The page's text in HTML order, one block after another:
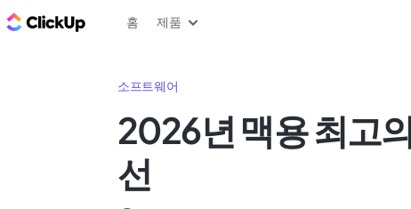
ClickUp 블로그
홈 제품
소프트웨어
2026년 맥용 최고
선